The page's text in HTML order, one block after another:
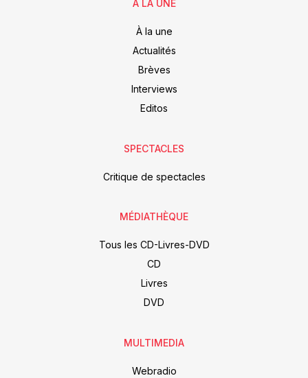
À LA UNE
À la une
Actualités
Brèves
Interviews
Editos
SPECTACLES
Critique de spectacles
MÉDIATHÈQUE
Tous les CD-Livres-DVD
CD
Livres
DVD
MULTIMEDIA
Webradio